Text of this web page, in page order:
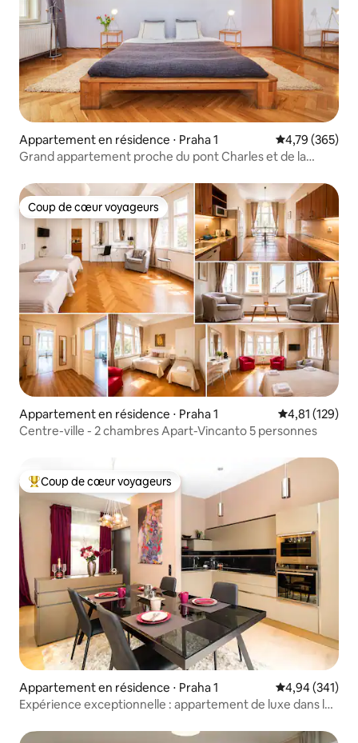
Appartement en résidence ⋅ Praha 1 Évaluation
4,79 (365)
Grand appartement proche du pont Charles et de la
Coup de cœur voyageurs
Coup de cœur voyageurs
Appartement en résidence ⋅ Praha 1 Évaluation
4,81 (129)
Centre-ville - 2 chambres Apart-Vincanto 5 personnes
Coups de cœur voyageurs les plus appréciés
Coup de cœur voyageurs
Appartement en résidence ⋅ Praha 1 Évaluation
4,94 (341)
Expérience exceptionnelle : appartement de luxe dans le